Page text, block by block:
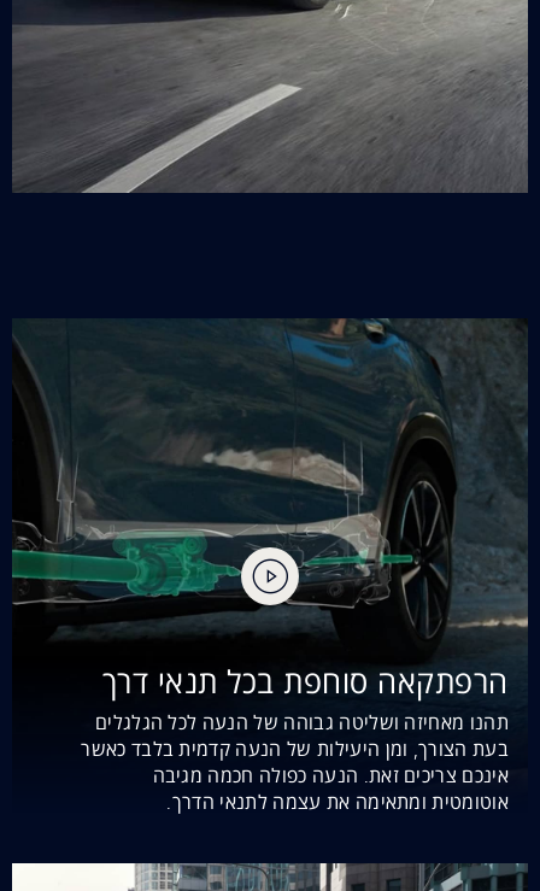
הרפתקאה סוחפת בכל תנאי דרך
תהנו מאחיזה ושליטה גבוהה של הנעה לכל הגלגלים
בעת הצורך, ומן היעילות של הנעה קדמית בלבד כאשר
אינכם צריכים זאת. הנעה כפולה חכמה מגיבה
אוטומטית ומתאימה את עצמה לתנאי הדרך.